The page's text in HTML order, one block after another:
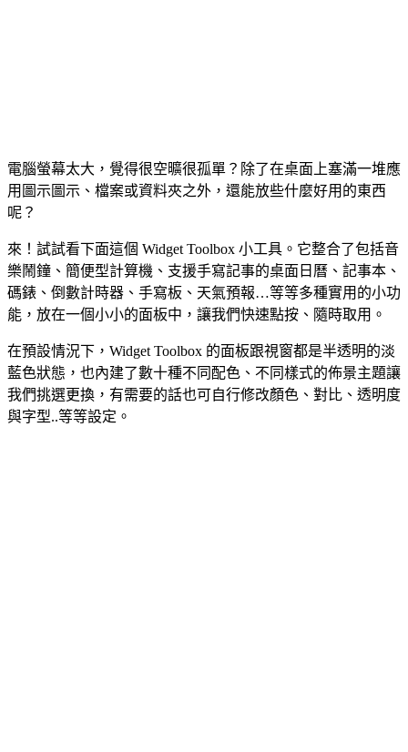
電腦螢幕太大，覺得很空曠很孤單？除了在桌面上塞滿一堆應
用圖示圖示、檔案或資料夾之外，還能放些什麼好用的東西
呢？
來！試試看下面這個 Widget Toolbox 小工具。它整合了包括音
樂鬧鐘、簡便型計算機、支援手寫記事的桌面日曆、記事本、
碼錶、倒數計時器、手寫板、天氣預報…等等多種實用的小功
能，放在一個小小的面板中，讓我們快速點按、隨時取用。
在預設情況下，Widget Toolbox 的面板跟視窗都是半透明的淡
藍色狀態，也內建了數十種不同配色、不同樣式的佈景主題讓
我們挑選更換，有需要的話也可自行修改顏色、對比、透明度
與字型..等等設定。